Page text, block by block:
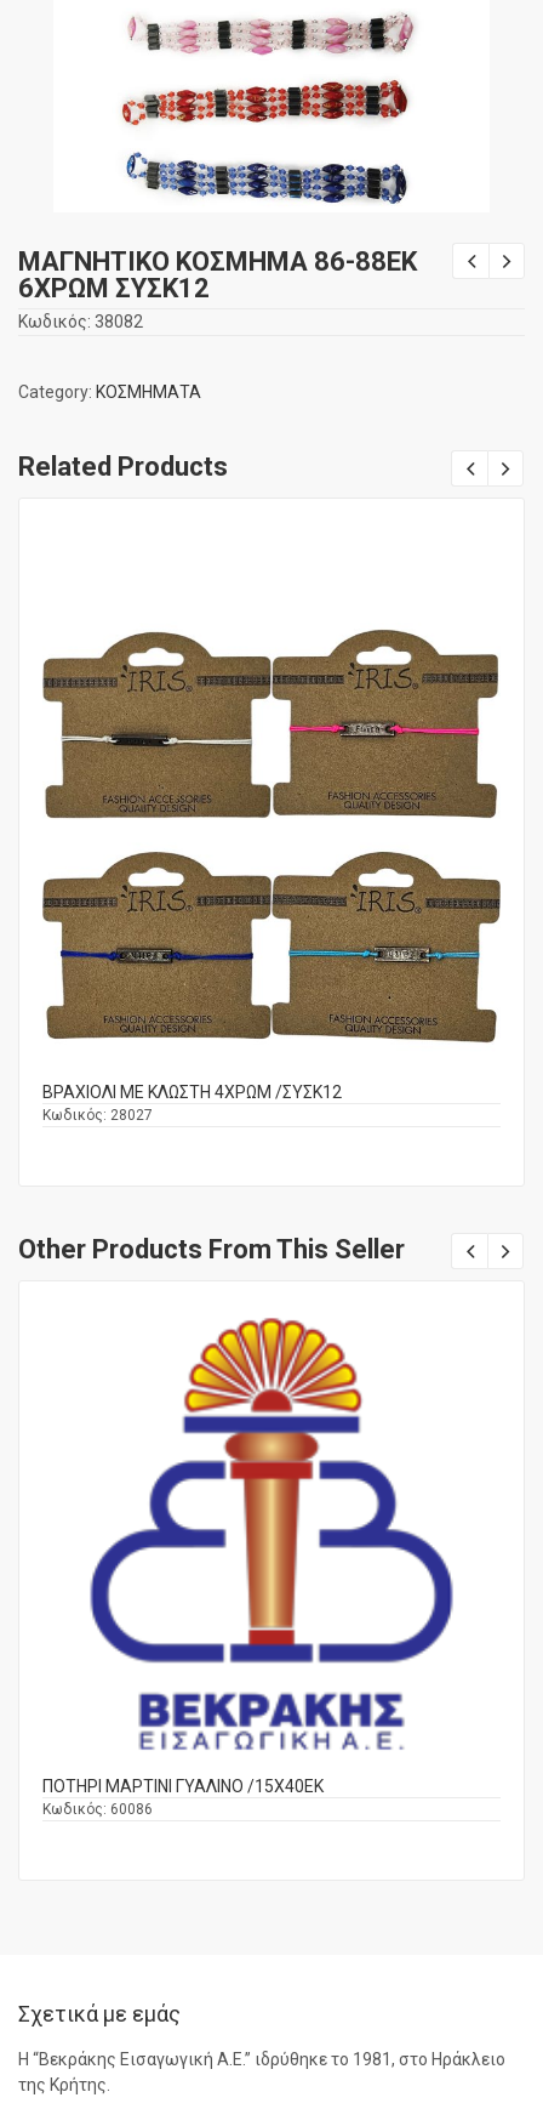
ΜΑΓΝΗΤΙΚΟ ΚΟΣΜΗΜΑ 86-88ΕΚ
6ΧΡΩΜ ΣΥΣΚ12
Κωδικός: 38082
Category: ΚΟΣΜΗΜΑΤΑ
Related Products
ΒΡΑΧΙΟΛΙ ΜΕ ΚΛΩΣΤΗ 4ΧΡΩΜ /ΣΥΣΚ12
Κωδικός: 28027
Other Products From This Seller
ΠΟΤΗΡΙ ΜΑΡΤΙΝΙ ΓΥΑΛΙΝΟ /15Χ40ΕΚ
Κωδικός: 60086
Σχετικά με εμάς
Η “Βεκράκης Εισαγωγική Α.Ε.” ιδρύθηκε το 1981, στο Ηράκλειο
της Κρήτης.